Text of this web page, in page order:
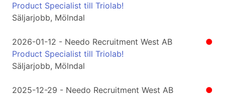
Product Specialist till Triolab!
Säljarjobb, Mölndal
●
2026-01-12 - Needo Recruitment West AB
Product Specialist till Triolab!
Säljarjobb, Mölndal
●
2025-12-29 - Needo Recruitment West AB